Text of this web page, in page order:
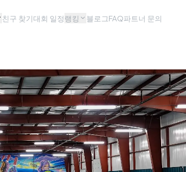
친구 찾기대회 일정랭킹 블로그FAQ파트너 문의